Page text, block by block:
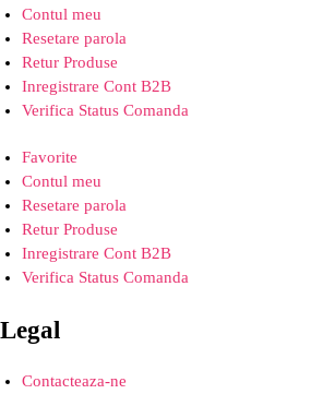
Contul meu
Resetare parola
Retur Produse
Inregistrare Cont B2B
Verifica Status Comanda
Favorite
Contul meu
Resetare parola
Retur Produse
Inregistrare Cont B2B
Verifica Status Comanda
Legal
Contacteaza-ne